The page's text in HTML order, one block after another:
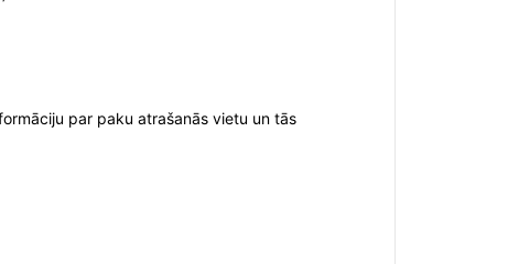
par paku atrašanās vietu un tās